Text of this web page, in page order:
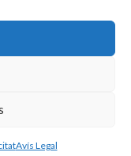
Avís Legal